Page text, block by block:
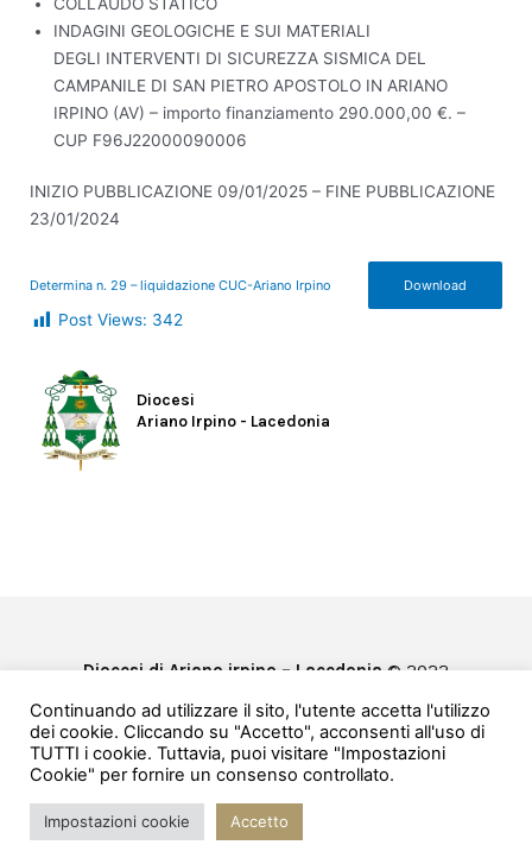
INDAGINI GEOLOGICHE E SUI MATERIALI
DEGLI INTERVENTI DI SICUREZZA SISMICA DEL
CAMPANILE DI SAN PIETRO APOSTOLO IN ARIANO
IRPINO (AV) – importo finanziamento 290.000,00 €. –
CUP F96J22000090006
INIZIO PUBBLICAZIONE 09/01/2025 – FINE PUBBLICAZIONE
23/01/2024
Determina n. 29 – liquidazione CUC-Ariano Irpino Download
Post Views: 342
Diocesi
Ariano Irpino - Lacedonia
Diocesi di Ariano irpino – Lacedonia © 2022
Privacy & Cookie Policy
Powered bye-Direct
Continuando ad utilizzare il sito, l'utente accetta l'utilizzo
dei cookie. Cliccando su "Accetto", acconsenti all'uso di
TUTTI i cookie. Tuttavia, puoi visitare "Impostazioni
Cookie" per fornire un consenso controllato.
Impostazioni cookie Accetto